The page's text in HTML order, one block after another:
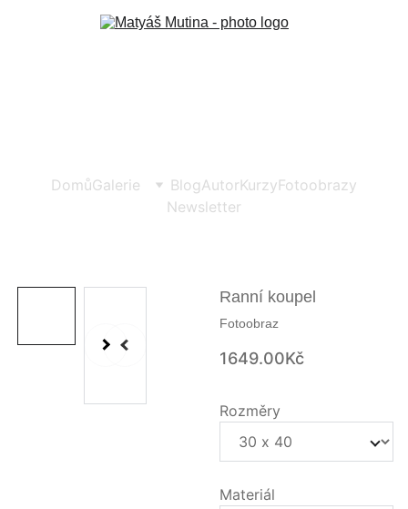
DomůGalerie BlogAutorKurzyFotoobrazy
Newsletter
Ranní koupel
Fotoobraz
1649.00Kč
Rozměry
Materiál